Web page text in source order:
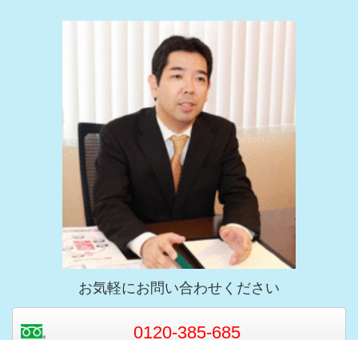
お気軽にお問い合わせください
0120-385-685